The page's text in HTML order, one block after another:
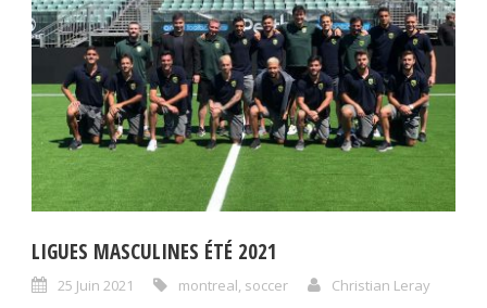
LIGUES MASCULINES ÉTÉ 2021
25 Juin 2021 montreal, soccer Christian Leray